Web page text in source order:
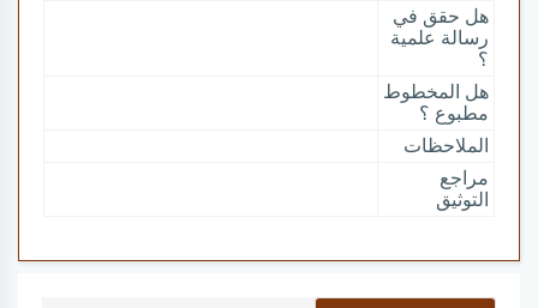
هل حقق في
رسالة علمية
؟
هل المخطوط
مطبوع ؟
الملاحظات
مراجع
التوثيق